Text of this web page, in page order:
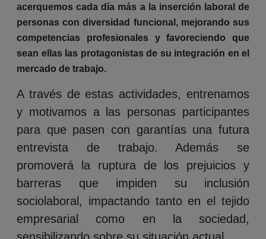
acerquemos cada día más a la inserción laboral de
personas con diversidad funcional, mejorando sus
competencias profesionales y favoreciendo que
sean ellas las protagonistas de su integración en el
mercado de trabajo.
A través de estas actividades, entrenamos
y motivamos a las personas participantes
para que pasen con garantías una futura
entrevista de trabajo. Además se
promoverá la ruptura de los prejuicios y
barreras que impiden su inclusión
sociolaboral, impactando tanto en el tejido
empresarial como en la sociedad,